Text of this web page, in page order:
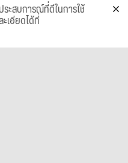
ะสบการณ์ที่ดีในการใช้
เอียดได้ที่